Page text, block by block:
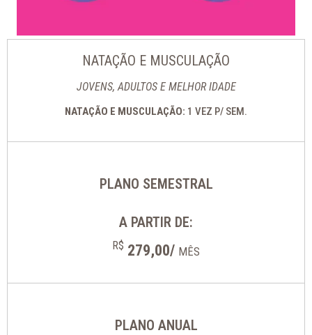
NATAÇÃO E MUSCULAÇÃO
JOVENS, ADULTOS E MELHOR IDADE
NATAÇÃO E MUSCULAÇÃO: 1 VEZ P/ SEM.
PLANO SEMESTRAL
A PARTIR DE:
R$ 279,00/ MÊS
PLANO ANUAL